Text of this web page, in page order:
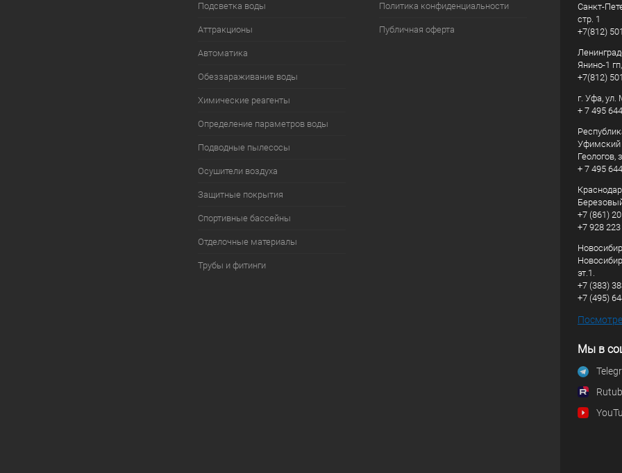
Подсветка воды
Аттракционы
Автоматика
Обеззараживание воды
Химические реагенты
Определение параметров воды
Подводные пылесосы
Осушители воздуха
Защитные покрытия
Спортивные бассейны
Отделочные материалы
Трубы и фитинги
Политика конфиденциальности
Публичная оферта
Санкт-
стр. 1
+7(812)
Янино-1
+7(812)
г. Уфа, ул.
+ 7 495
Уфимский
Геологов,
+ 7 495
+7 (861)
+7 928
эт.1.
+7 (383)
+7 (495)
Мы в